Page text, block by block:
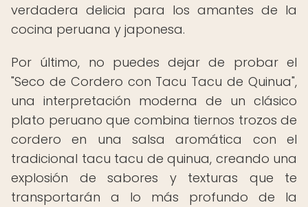
verdadera delicia para los amantes de la
cocina peruana y japonesa.
Por último, no puedes dejar de probar el
"Seco de Cordero con Tacu Tacu de Quinua",
una interpretación moderna de un clásico
plato peruano que combina tiernos trozos de
cordero en una salsa aromática con el
tradicional tacu tacu de quinua, creando una
explosión de sabores y texturas que te
transportarán a lo más profundo de la